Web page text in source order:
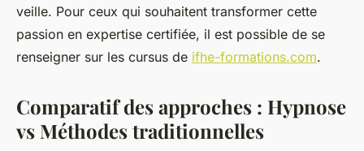
veille. Pour ceux qui souhaitent transformer cette
passion en expertise certifiée, il est possible de se
renseigner sur les cursus de ifhe-formations.com.
Comparatif des approches : Hypnose
vs Méthodes traditionnelles